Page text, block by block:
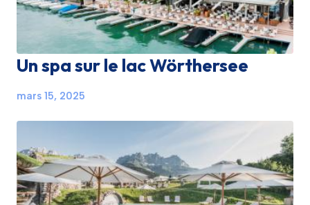
Un spa sur le lac Wörthersee
mars 15, 2025